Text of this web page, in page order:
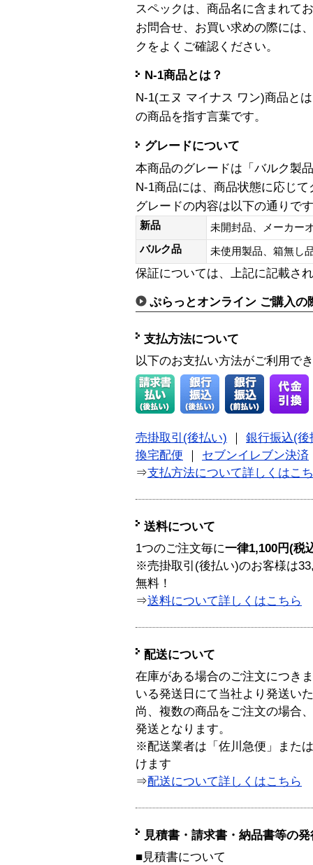
スペックは、商品名に含まれて
お問合せ、お買い求めの際には
クをよくご確認ください。
N-1商品とは？
N-1(エヌ マイナス ワン)商品と
の商品を指す言葉です。
グレードについて
本商品のグレードは「バルク製
N-1商品には、商品状態に応じ
グレードの内容は以下の通りで
新品
未開封品、メーカー
バルク品
未使用製品、箱無
保証については、上記に記載さ
ぷらっとオンライン ご購入の
支払方法について
以下のお支払い方法がご利用で
売掛取引(後払い)
銀行振込(後
換宅配便
セブンイレブン決済
⇒支払方法について詳しくはこ
送料について
1つのご注文毎に一律1,100円(税
※売掛取引(後払い)のお客様は
無料！
⇒送料について詳しくはこちら
配送について
在庫がある場合のご注文につき
いる発送日にて当社より発送い
尚、複数の商品をご注文の場合
発送となります。
※配送業者は「佐川急便」また
けます
⇒配送について詳しくはこちら
見積書・請求書・納品書等の
■見積書について